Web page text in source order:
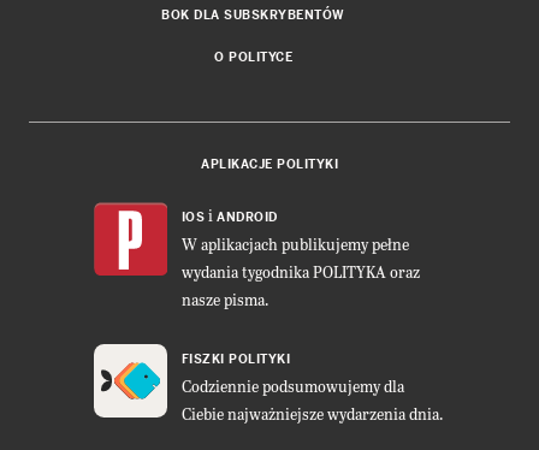
BOK DLA SUBSKRYBENTÓW
O POLITYCE
APLIKACJE POLITYKI
IOS i ANDROID
W aplikacjach publikujemy pełne
wydania tygodnika POLITYKA oraz
nasze pisma.
FISZKI POLITYKI
Codziennie podsumowujemy dla
Ciebie najważniejsze wydarzenia dnia.